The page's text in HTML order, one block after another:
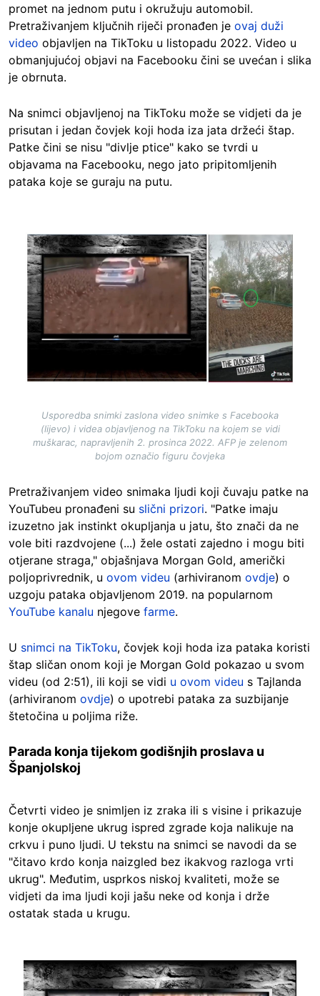
promet na jednom putu i okružuju automobil.
Pretraživanjem ključnih riječi pronađen je ovaj duži
video objavljen na TikToku u listopadu 2022. Video u
obmanjujućoj objavi na Facebooku čini se uvećan i slika
je obrnuta.
Na snimci objavljenoj na TikToku može se vidjeti da je
prisutan i jedan čovjek koji hoda iza jata držeći štap.
Patke čini se nisu "divlje ptice" kako se tvrdi u
objavama na Facebooku, nego jato pripitomljenih
pataka koje se guraju na putu.
Image
Usporedba snimki zaslona video snimke s Facebooka
(lijevo) i videa objavljenog na TikToku na kojem se vidi
muškarac, napravljenih 2. prosinca 2022. AFP je zelenom
bojom označio figuru čovjeka
Pretraživanjem video snimaka ljudi koji čuvaju patke na
YouTubeu pronađeni su slični prizori. "Patke imaju
izuzetno jak instinkt okupljanja u jatu, što znači da ne
vole biti razdvojene (...) žele ostati zajedno i mogu biti
otjerane straga," objašnjava Morgan Gold, američki
poljoprivrednik, u ovom videu (arhiviranom ovdje) o
uzgoju pataka objavljenom 2019. na popularnom
YouTube kanalu njegove farme.
U snimci na TikToku, čovjek koji hoda iza pataka koristi
štap sličan onom koji je Morgan Gold pokazao u svom
videu (od 2:51), ili koji se vidi u ovom videu s Tajlanda
(arhiviranom ovdje) o upotrebi pataka za suzbijanje
štetočina u poljima riže.
Parada konja tijekom godišnjih proslava u
Španjolskoj
Četvrti video je snimljen iz zraka ili s visine i prikazuje
konje okupljene ukrug ispred zgrade koja nalikuje na
crkvu i puno ljudi. U tekstu na snimci se navodi da se
"čitavo krdo konja naizgled bez ikakvog razloga vrti
ukrug". Međutim, usprkos niskoj kvaliteti, može se
vidjeti da ima ljudi koji jašu neke od konja i drže
ostatak stada u krugu.
Image